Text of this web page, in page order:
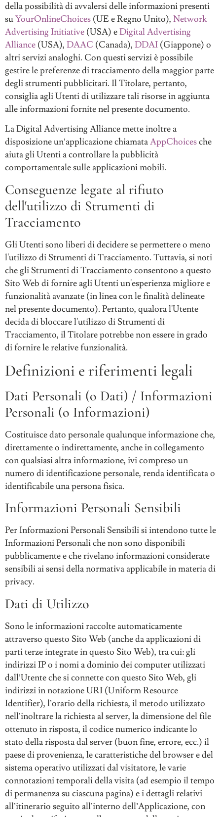
della possibilità di avvalersi delle informazioni presenti
suYourOnlineChoices (UE e Regno Unito), Network
Advertising Initiative (USA) eDigital Advertising
Alliance (USA), DAAC (Canada), DDAI (Giappone) o
altri servizi analoghi. Con questi servizi è possibile
gestire le preferenze di tracciamento della maggior parte
degli strumenti pubblicitari. Il Titolare, pertanto,
consiglia agli Utenti di utilizzare tali risorse in aggiunta
alle informazioni fornite nel presente documento.
La Digital Advertising Alliance mette inoltre a
disposizione un’applicazione chiamataAppChoicesche
aiuta gli Utenti a controllare la pubblicità
comportamentale sulle applicazioni mobili.
Conseguenze legate al rifiuto
dell'utilizzo di Strumenti di
Tracciamento
Gli Utenti sono liberi di decidere se permettere o meno
l'utilizzo di Strumenti di Tracciamento. Tuttavia, si noti
che gli Strumenti di Tracciamento consentono a questo
Sito Web di fornire agli Utenti un'esperienza migliore e
funzionalità avanzate (in linea con le finalità delineate
nel presente documento). Pertanto, qualora l'Utente
decida di bloccare l'utilizzo di Strumenti di
Tracciamento, il Titolare potrebbe non essere in grado
di fornire le relative funzionalità.
Definizioni e riferimenti legali
Dati Personali (o Dati) / Informazioni
Personali (o Informazioni)
Costituisce dato personale qualunque informazione che,
direttamente o indirettamente, anche in collegamento
con qualsiasi altra informazione, ivi compreso un
numero di identificazione personale, renda identificata o
identificabile una persona fisica.
Informazioni Personali Sensibili
Per Informazioni Personali Sensibili si intendono tutte le
Informazioni Personali che non sono disponibili
pubblicamente e che rivelano informazioni considerate
sensibili ai sensi della normativa applicabile in materia di
privacy.
Dati di Utilizzo
Sono le informazioni raccolte automaticamente
attraverso questo Sito Web (anche da applicazioni di
parti terze integrate in questo Sito Web), tra cui: gli
indirizzi IP o i nomi a dominio dei computer utilizzati
dall’Utente che si connette con questo Sito Web, gli
indirizzi in notazione URI (Uniform Resource
Identifier), l’orario della richiesta, il metodo utilizzato
nell’inoltrare la richiesta al server, la dimensione del file
ottenuto in risposta, il codice numerico indicante lo
stato della risposta dal server (buon fine, errore, ecc.) il
paese di provenienza, le caratteristiche del browser e del
sistema operativo utilizzati dal visitatore, le varie
connotazioni temporali della visita (ad esempio il tempo
di permanenza su ciascuna pagina) e i dettagli relativi
all’itinerario seguito all’interno dell’Applicazione, con